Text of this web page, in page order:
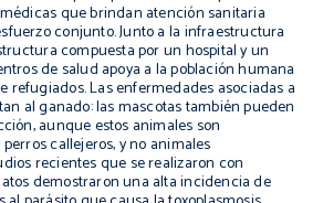
que brindan atención sanitaria
conjunto. Junto a la infraestructura
compuesta por un hospital y un
de salud apoya a la población humana
refugiados. Las enfermedades asociadas a
al ganado: las mascotas también pueden
aunque estos animales son
callejeros, y no animales
recientes que se realizaron con
demostraron una alta incidencia de